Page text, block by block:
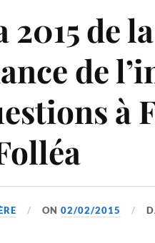
2015 de la
de
à
ON02/02/2015